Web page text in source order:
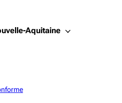
UNE NOUVELLE FENÊTRE
UNE NOUVELLE FENÊTRE
DANS UNE NOUVELLE FENÊTRE
Aquitaine